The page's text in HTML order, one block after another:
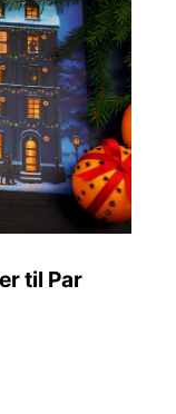
til Par